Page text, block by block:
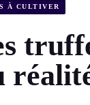
À CULTIVER